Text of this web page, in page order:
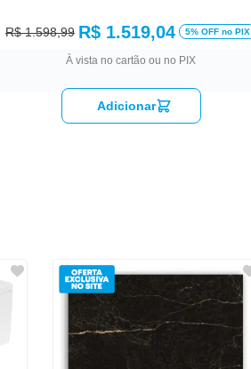
R$ 1.598,99 R$ 1.519,04 5% OFF no PIX
À vista no cartão ou no PIX
Adicionar